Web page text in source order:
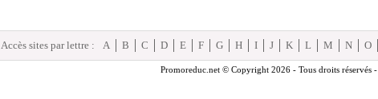
Accès sites par lettre : A B C D E F G H I J K L M N O
Promoreduc.net © Copyright 2026 - Tous droits réservés -